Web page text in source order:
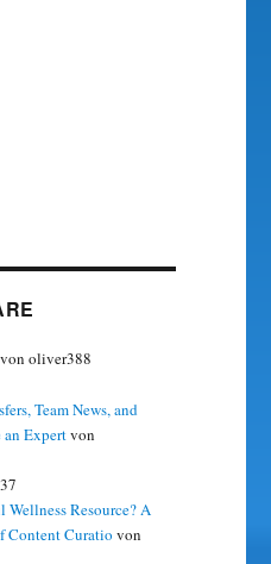
oliver388
Team News, and
an Expertvon
Resource? A
Content Curatio von